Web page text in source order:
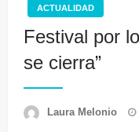
ACTUALIDAD
Festival por
se cierra”
Laura Melonio